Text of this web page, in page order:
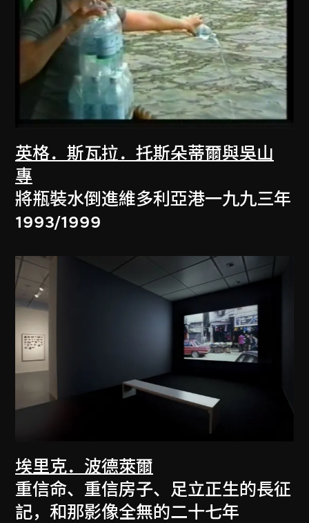
英格．斯瓦拉．托斯朵蒂爾與吳山
專
將瓶裝水倒進維多利亞港一九九三年
1993/1999
埃里克．波德萊爾
重信命、重信房子、足立正生的長征
記，和那影像全無的二十七年